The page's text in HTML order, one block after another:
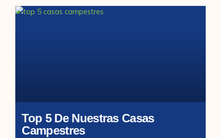
Top 5 De Nuestras Casas
Campestres